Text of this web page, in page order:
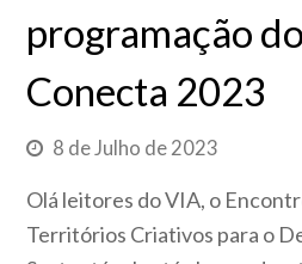
programação
Conecta 2023
8 de Julho de 2023
Olá leitores do VIA, o
Territórios Criativos para o